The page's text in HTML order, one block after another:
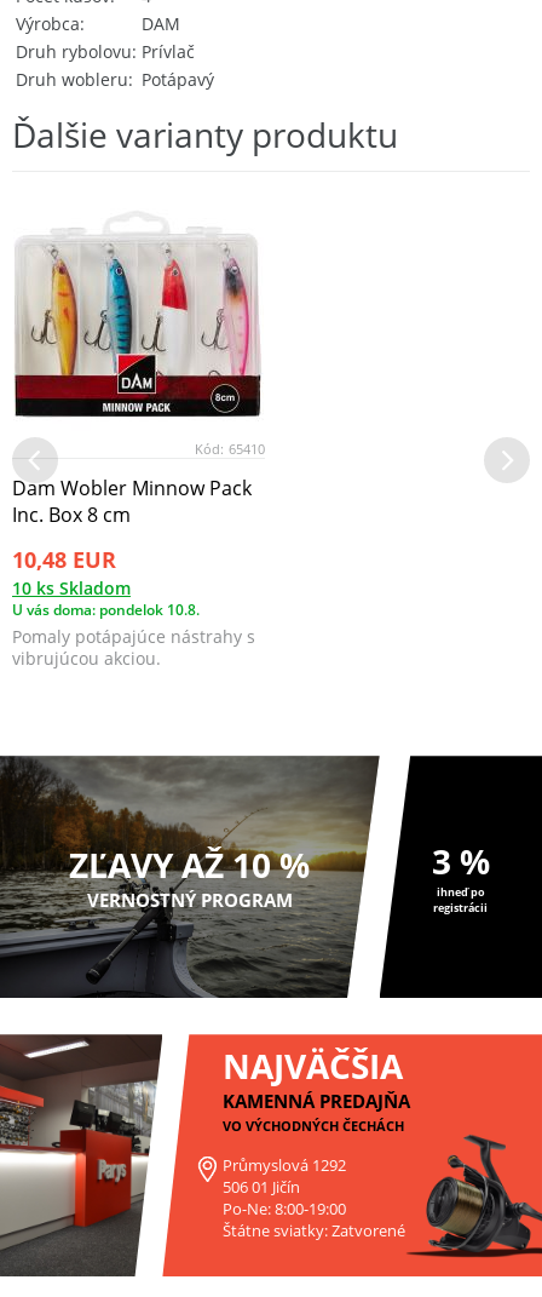
Výrobca
DAM
Druh rybolovu Prívlač
Druh wobleru
Potápavý
Ďalšie varianty produktu
Kód: 65410
Dam Wobler Minnow Pack
Inc. Box 8 cm
10,48 EUR
10 ks Skladom
U vás doma: pondelok 10.8.
Pomaly potápajúce nástrahy s
vibrujúcou akciou.
ZĽAVY AŽ 10 %
VERNOSTNÝ PROGRAM
3 %
ihneď po
registrácii
NAJVÄČŠIA
KAMENNÁ PREDAJŇA
VO VÝCHODNÝCH ČECHÁCH
Průmyslová 1292
506 01 Jičín
Po-Ne: 8:00-19:00
Štátne sviatky: Zatvorené